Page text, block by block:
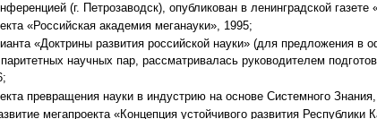
(г. Петрозаводск), опубликован в ленинградской
«Российская академия меганауки», 1995;
«Доктрины развития российской науки» (для предложения
научных пар, рассматривалась руководителем
превращения науки в индустрию на основе Системного
мегапроекта «Концепция устойчивого развития